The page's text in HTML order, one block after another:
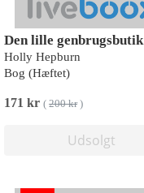
Den lille genbrugsbutik
Holly Hepburn
Bog (Hæftet)
171 kr ( 200 kr)
Udsolgt